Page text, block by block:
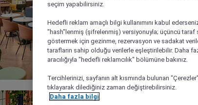
seçim yapabilirsiniz.
Hedefli reklam amaçlı bilgi kullanımını kabul
"hash"lenmiş (şifrelenmiş) versiyonuyla; üçüncü
göstermek için gezinme, rezervasyon ve sadakat
tarafların sahip olduğu verilerle eşleştirilebilir. Daha
aracılığıyla "hedefli reklamcılık" bölümüne bakınız.
Tercihlerinizi, sayfanın alt kısmında bulunan
tıklayarak dilediğiniz zaman değiştirebilirsiniz.
Daha fazla bilgi